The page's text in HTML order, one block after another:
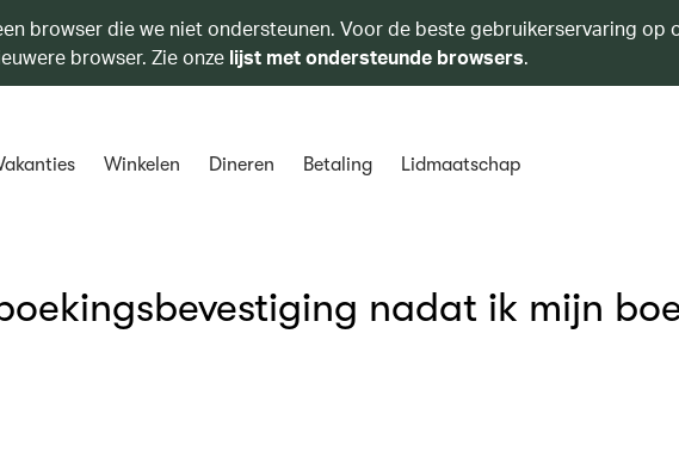
browser die we niet ondersteunen. Voor de beste gebruikerservaring op
browser. Zie onze lijst met ondersteunde browsers.
Winkelen Dineren Betaling Lidmaatschap
nadat ik mijn